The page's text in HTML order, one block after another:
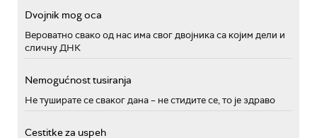
Dvojnik mog oca
Вероватно свако од нас има свог двојника са којим дели и
сличну ДНК
Nemogućnost tusiranja
Не туширате се сваког дана – не стидите се, то је здраво
Cestitke za uspeh